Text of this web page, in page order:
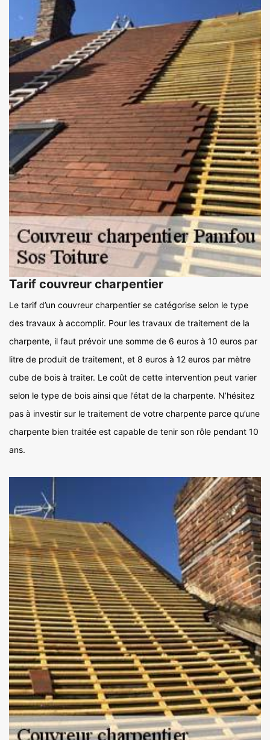
Tarif couvreur charpentier
Le tarif d’un couvreur charpentier se catégorise selon le type
des travaux à accomplir. Pour les travaux de traitement de la
charpente, il faut prévoir une somme de 6 euros à 10 euros par
litre de produit de traitement, et 8 euros à 12 euros par mètre
cube de bois à traiter. Le coût de cette intervention peut varier
selon le type de bois ainsi que l’état de la charpente. N’hésitez
pas à investir sur le traitement de votre charpente parce qu’une
charpente bien traitée est capable de tenir son rôle pendant 10
ans.